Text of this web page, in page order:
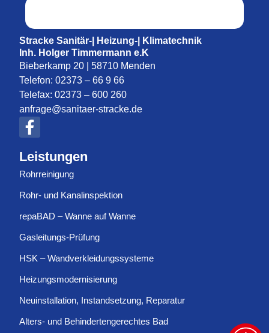
Stracke Sanitär-| Heizung-| Klimatechnik
Inh. Holger Timmermann e.K
Bieberkamp 20 | 58710 Menden
Telefon:02373 – 66 9 66
Telefax:02373 – 600 260
anfrage@sanitaer-stracke.de
Leistungen
Rohrreinigung
Rohr- und Kanalinspektion
repaBAD – Wanne auf Wanne
Gasleitungs-Prüfung
HSK – Wandverkleidungssysteme
Heizungsmodernisierung
Neuinstallation, Instandsetzung, Reparatur
Alters- und Behindertengerechtes Bad